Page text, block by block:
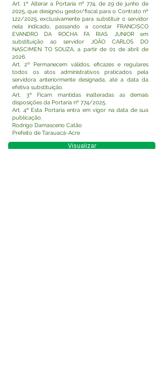
Art. 1º Alterar a Portaria nº 774, de 29 de junho de
2025, que designou gestor/fiscal para o Contrato nº
122/2025, exclusivamente para substituir o servidor
nela indicado, passando a constar FRANCISCO
EVANDRO DA ROCHA FA RIAS JUNIOR em
substituição ao servidor JOÃO CARLOS DO
NASCIMEN TO SOUZA, a partir de 01 de abril de
2026.
Art. 2º Permanecem válidos, eficazes e regulares
todos os atos administrativos praticados pela
servidora anteriormente designada, até a data da
efetiva substituição.
Art. 3º Ficam mantidas inalteradas as demais
disposições da Portaria nº 774/2025.
Art. 4º Esta Portaria entra em vigor na data de sua
publicação.
Rodrigo Damasceno Catão
Prefeito de Tarauacá-Acre
Visualizar